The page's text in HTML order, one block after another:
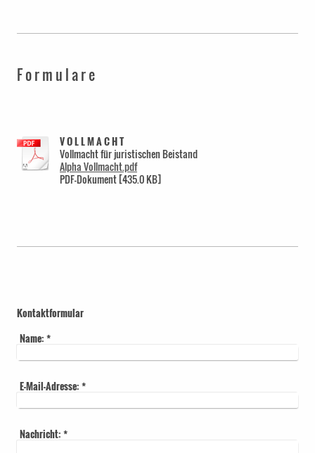
F o r m u l a r e
V O L L M A C H T
Vollmacht für juristischen Beistand
Alpha Vollmacht.pdf
PDF-Dokument [435.0 KB]
Kontaktformular
Name:*
E-Mail-Adresse:*
Nachricht:*